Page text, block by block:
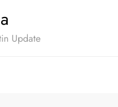
Update